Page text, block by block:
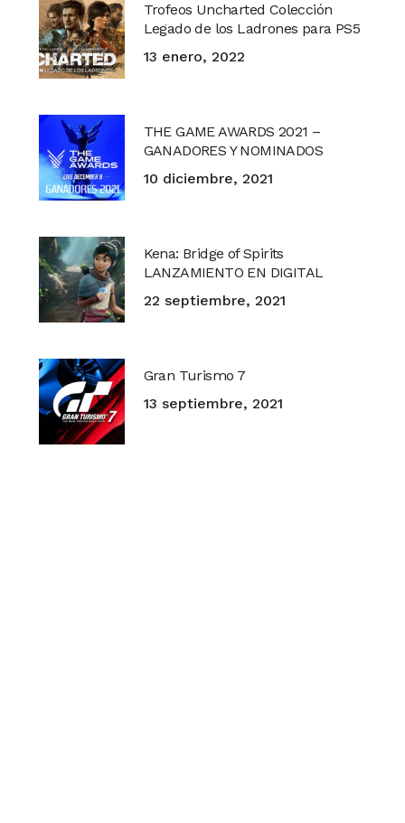
Trofeos Uncharted Colección
Legado de los Ladrones para PS5
13 enero, 2022
THE GAME AWARDS 2021 –
GANADORES Y NOMINADOS
10 diciembre, 2021
Kena: Bridge of Spirits
LANZAMIENTO EN DIGITAL
22 septiembre, 2021
Gran Turismo 7
13 septiembre, 2021